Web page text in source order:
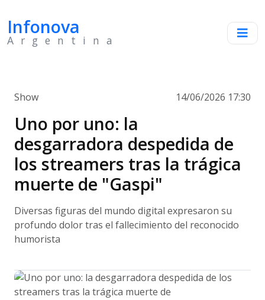
Infonova
Argentina
Show 14/06/2026 17:30
Uno por uno: la
desgarradora despedida de
los streamers tras la trágica
muerte de "Gaspi"
Diversas figuras del mundo digital expresaron su
profundo dolor tras el fallecimiento del reconocido
humorista